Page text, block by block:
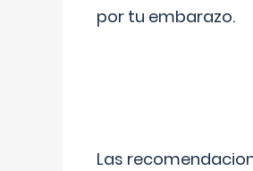
por tu embarazo.
Las